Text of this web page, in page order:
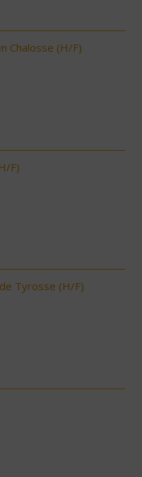
Chalosse (H/F)
F)
Tyrosse (H/F)